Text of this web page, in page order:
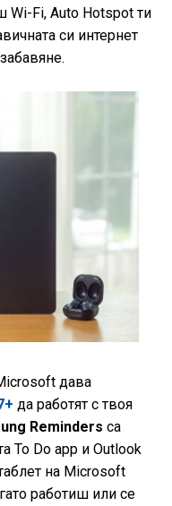
Wi-Fi, Auto Hotspot ти
си интернет
дава
да работят с твоя
Reminders са
To Do app и Outlook
на Microsoft
работиш или се